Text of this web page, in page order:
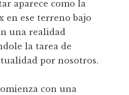
aparece como la
en ese terreno bajo
una realidad
la tarea de
por nosotros.
con una